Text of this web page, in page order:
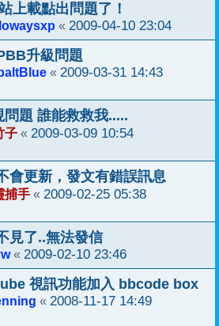
上載點出問題了！
« 2009-04-10 23:04
升級問題
« 2009-03-31 14:43
問題 誰能救救我.....
子 « 2009-03-09 10:54
會更新，發文有錯誤訊息
捕手 « 2009-02-25 05:38
見了..無法發信
« 2009-02-10 23:46
視訊功能加入 bbcode box
« 2008-11-17 14:49